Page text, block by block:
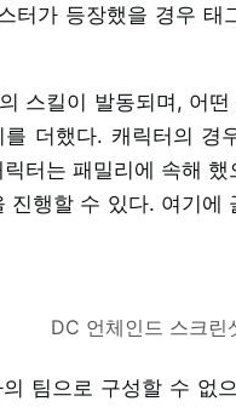
터가 등장했을 경우 태
스킬이 발동되며, 어
더했다. 캐릭터의 경
터는 패밀리에 속해
진행할 수 있다. 여기에
DC 언체인드 스크린
팀으로 구성할 수 없